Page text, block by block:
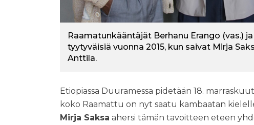
Raamatunkääntäjät Berhanu Erango (vas.)
tyytyväisiä vuonna 2015, kun saivat Mirja
Anttila.
Etiopiassa Duuramessa pidetään 18.
koko Raamattu on nyt saatu kambaatan
Mirja Saksa ahersi tämän tavoitteen eteen